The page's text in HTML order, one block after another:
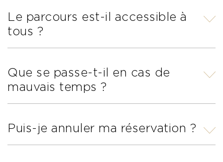
Les Ateliers Golf Découverte se
déroulent en
personnes maximum
expérience conviviale, personnalisée et
enseignant diplômé.
Le parcours est-il accessible à
tous ?
Oui, la balade en voiturette est
accessible
à tous
et ne demande pas d’effort
physique particulier.
Que se passe-t-il en cas de
mauvais temps ?
En cas de pluie, l’événement pourra être
Puis-je annuler ma réservation ?